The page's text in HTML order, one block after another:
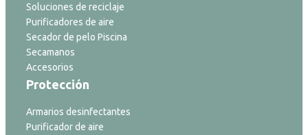
Soluciones de reciclaje
Purificadores de aire
Secador de pelo Piscina
Secamanos
Accesorios
Protección
Armarios desinfectantes
Purificador de aire